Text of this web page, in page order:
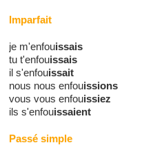
Imparfait
je m'enfouissais
tu t'enfouissais
il s'enfouissait
nous nous enfouissions
vous vous enfouissiez
ils s'enfouissaient
Passé simple